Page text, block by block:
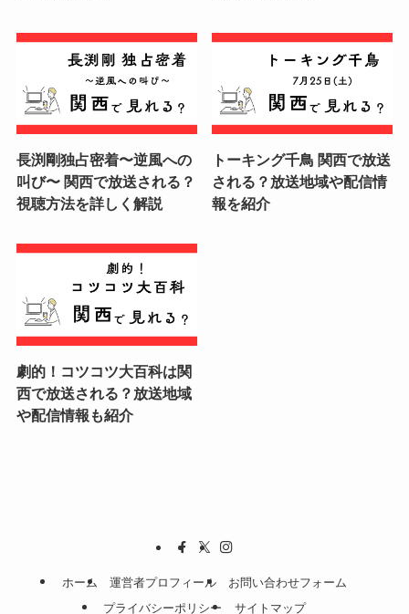
長渕剛独占密着〜逆風への
叫び〜 関西で放送される？
視聴方法を詳しく解説
トーキング千鳥 関西で放送
される？放送地域や配信情
報を紹介
劇的！コツコツ大百科は関
西で放送される？放送地域
や配信情報も紹介
ホーム 運営者プロフィール
お問い合わせフォーム
プライバシーポリシー
サイトマップ